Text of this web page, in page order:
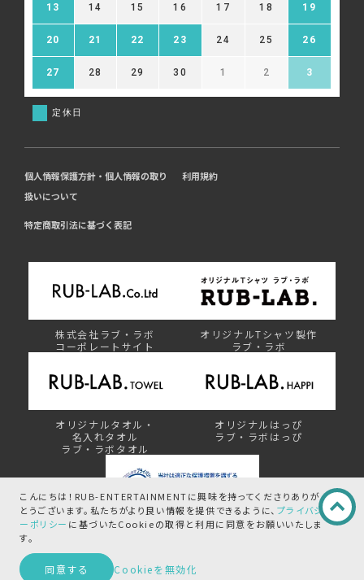
この商品を問い合わせる
こんにちは！RUB-ENTERTAINMENTに興味を持ってくださりありが
とうございます。 私たちがより良い情報を提供できるように、 プライバシ
ーポリシー に基づいたCookieの取得と利用に同意をお願いいたしま
す。
同意する Cookieを無効化
13 14 15 16 17 18 19
20 21 22 23 24 25 26
27 28 29 30 1 2 3
定休日
個人情報保護方針・個人情報の取り
扱いについて
利用規約
特定商取引法に基づく表記
株式会社ラブ・ラボ
コーポレートサイト
オリジナルTシャツ製作
ラブ・ラボ
オリジナルタオル・
名入れタオル
ラブ・ラボタオル
オリジナルはっぴ
ラブ・ラボはっぴ
プライバシーマーク制度
©︎ RUB-ENTERTAINMENT by RUB-LAB.